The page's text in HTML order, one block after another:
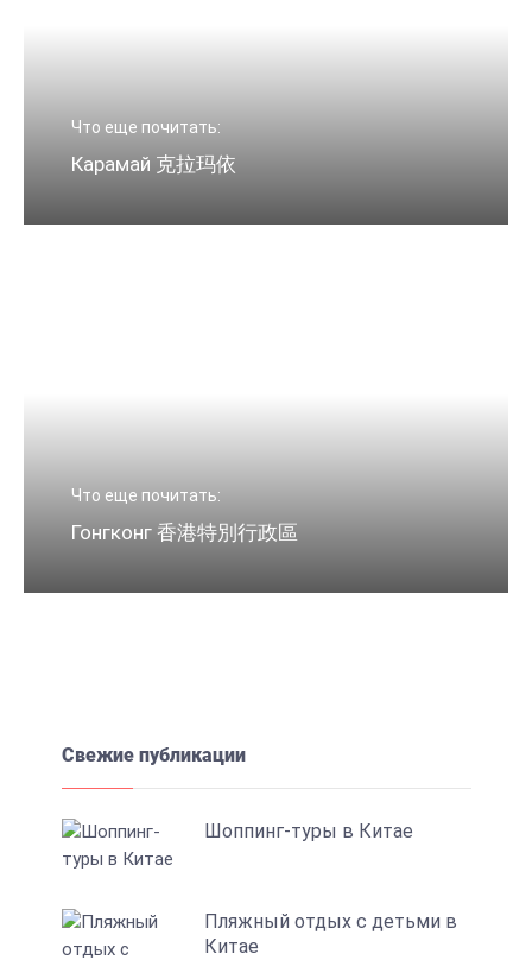
Что еще почитать:
Карамай 克拉玛依
Что еще почитать:
Гонгконг 香港特別行政區
Свежие публикации
Шоппинг-туры в Китае
Пляжный отдых с детьми в
Китае